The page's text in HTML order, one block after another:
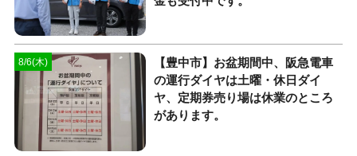
8/6(木)
【豊中市】お盆期間中、阪急電車
の運行ダイヤは土曜・休日ダイ
ヤ、定期券売り場は休業のところ
があります。